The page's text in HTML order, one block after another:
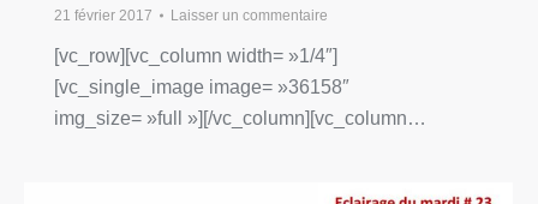
21 février 2017
Laisser un commentaire
[vc_row][vc_column width= »1/4″]
[vc_single_image image= »36158″
img_size= »full »][/vc_column][vc_column…